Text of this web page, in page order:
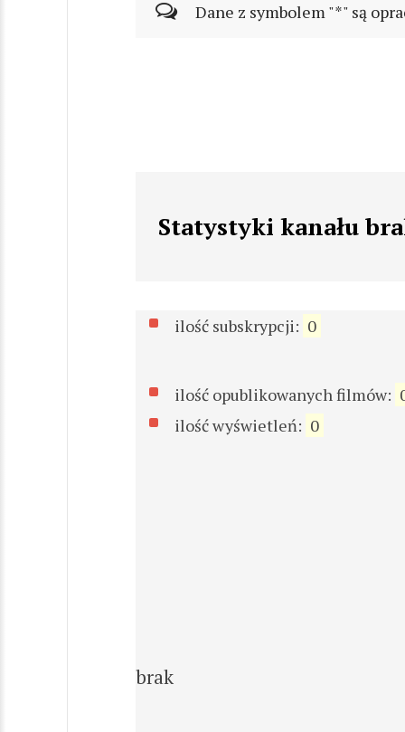
Dane z symbolem "*" są
Statystyki kanału
ilość subskrypcji: 0
ilość opublikowanych filmów:
ilość wyświetleń: 0
brak